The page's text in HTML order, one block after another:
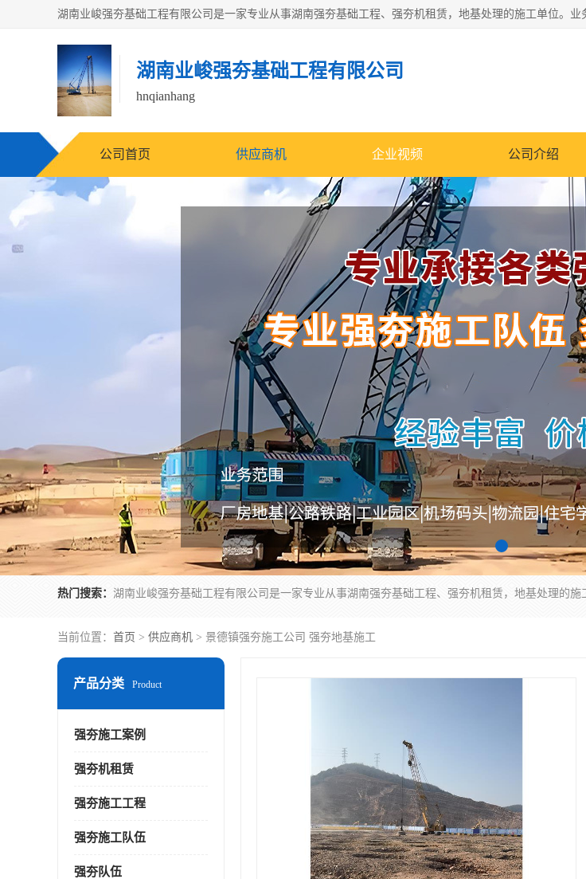
湖南业峻强夯基础工程有限公司
hnqianhang
公司首页 供应商机 企业视频 公司介绍
热门搜索：
当前位置： 首页 > 供应商机 > 景德镇强夯施工公司 强夯地基施工
产品分类 Product
强夯施工案例
强夯机租赁
强夯施工工程
强夯施工队伍
强夯队伍